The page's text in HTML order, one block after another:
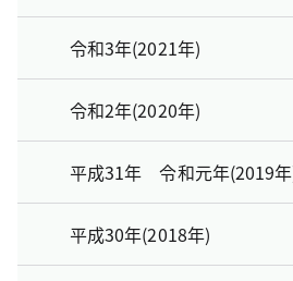
令和3年(2021年)
令和2年(2020年)
平成31年 令和元年(2019
平成30年(2018年)